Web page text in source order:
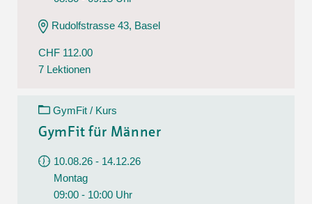
Rudolfstrasse 43, Basel
CHF 112.00
7 Lektionen
GymFit / Kurs
GymFit für Männer
10.08.26 - 14.12.26
Montag
09:00 - 10:00 Uhr